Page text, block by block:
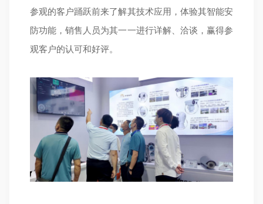
参观的客户踊跃前来了解其技术应用，体验其智能安
防功能，销售人员为其一一进行详解、洽谈，赢得参
观客户的认可和好评。